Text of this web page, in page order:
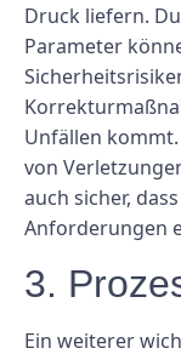
Druck liefern.
Parameter
Unfällen
von
auch sicher,
Anforderungen
3.
Ein weiterer